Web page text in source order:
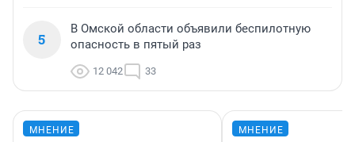
5
В Омской области объявили беспилотную
опасность в пятый раз
12 042 33
МНЕНИЕ МНЕНИЕ